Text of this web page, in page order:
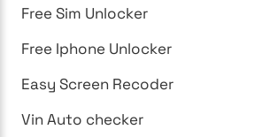
Free Sim Unlocker
Free Iphone Unlocker
Easy Screen Recoder
Vin Auto checker